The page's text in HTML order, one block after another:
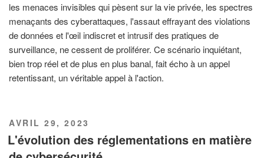
les menaces invisibles qui pèsent sur la vie privée, les spectres
menaçants des cyberattaques, l'assaut effrayant des violations
de données et l'œil indiscret et intrusif des pratiques de
surveillance, ne cessent de proliférer. Ce scénario inquiétant,
bien trop réel et de plus en plus banal, fait écho à un appel
retentissant, un véritable appel à l'action.
PUBLIÉ
LE
AVRIL 29, 2023
L'évolution des réglementations en matière